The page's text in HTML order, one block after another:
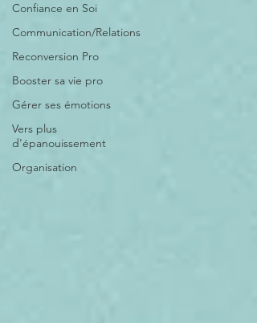
Confiance en Soi
Communication/Relations
Reconversion Pro
Booster sa vie pro
Gérer ses émotions
Vers plus
d'épanouissement
Organisation